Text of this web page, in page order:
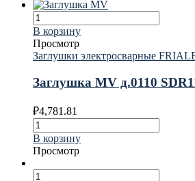
В корзину
Просмотр
Заглушки электросварные
Заглушка MV д.0110
₽4,781.81
В корзину
Просмотр